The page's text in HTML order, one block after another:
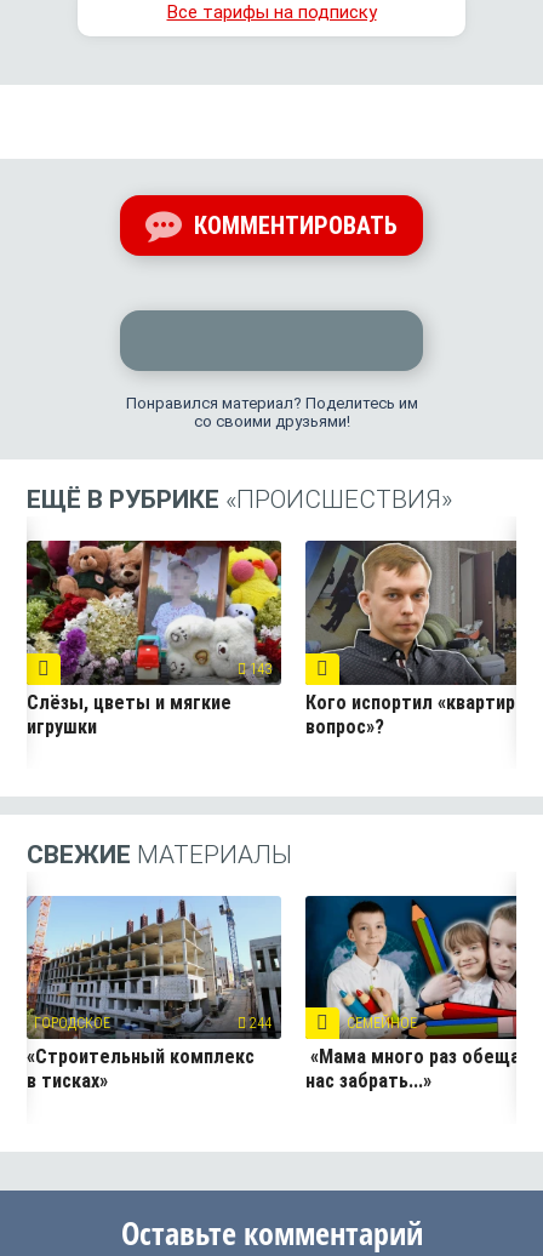
Все тарифы на подписку
КОММЕНТИРОВАТЬ
Понравился материал? Поделитесь им
со своими друзьями!
ЕЩЁ В РУБРИКЕ «ПРОИСШЕСТВИЯ»
143
Слёзы, цветы и мягкие
игрушки
Кого испортил
вопрос»?
СВЕЖИЕ МАТЕРИАЛЫ
ГОРОДСКОЕ 244
«Строительный комплекс
в тисках»
СЕМЕЙНОЕ
«Мама много раз обещала
нас забрать...»
Оставьте комментарий